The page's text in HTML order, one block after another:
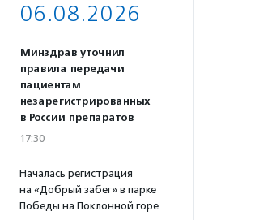
06.08.2026
Минздрав уточнил
правила передачи
пациентам
незарегистрированных
в России препаратов
17:30
Началась регистрация
на «Добрый забег» в парке
Победы на Поклонной горе